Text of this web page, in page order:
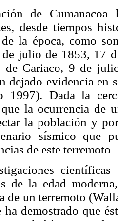
de Cumanacoa
desde tiempos
de la época, como
julio de 1853, 17
de Cariaco, 9 de
dejado evidencia en
1997). Dada la
la ocurrencia de
la población y
sísmico que
de este terremoto
de la edad
de un terremoto
ha demostrado que